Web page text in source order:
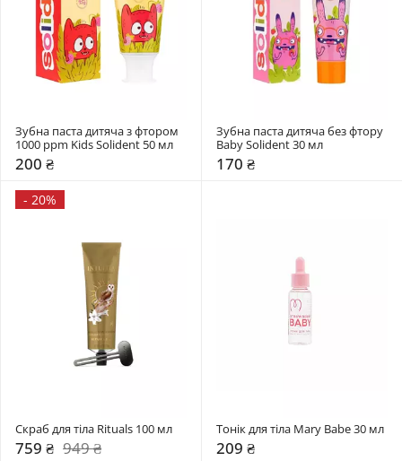
Зубна паста дитяча з фтором
200 ₴
Зубна паста дитяча без фтору
170 ₴
- 20%
Скраб для тіла Rituals 100 мл
759 ₴ 949 ₴ 209 ₴